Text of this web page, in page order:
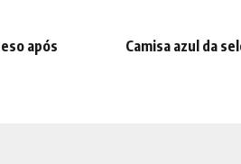
após
Camisa azul da